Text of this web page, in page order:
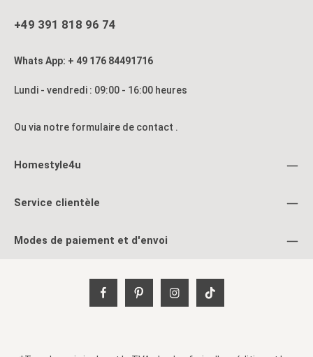
+49 391 818 96 74
Whats App: + 49 176 84491716
Lundi - vendredi : 09:00 - 16:00 heures
Ou via notre formulaire de contact .
Homestyle4u
Service clientèle
Modes de paiement et d'envoi